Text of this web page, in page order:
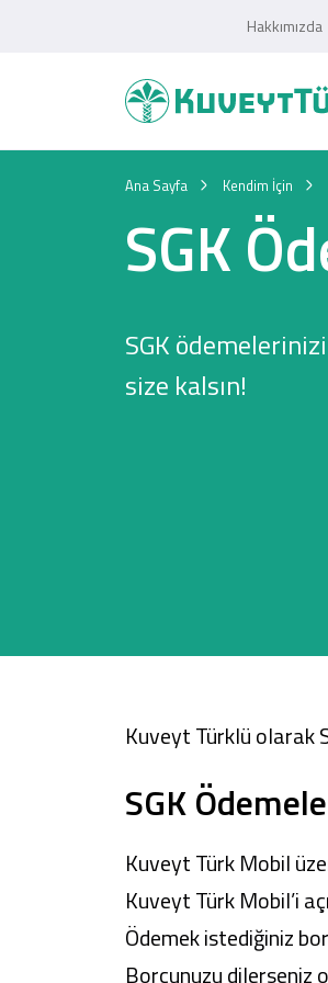
Hakkımızda
Araç Finansmanı
Ana Sayfa Kendim İçin
SGK
SGK
size kalsın!
Kuveyt Türklü olarak
SGK
Kuveyt Türk Mobil
Kuveyt Türk Mobil’i
Ödemek istediğiniz
Borcunuzu dilerseniz